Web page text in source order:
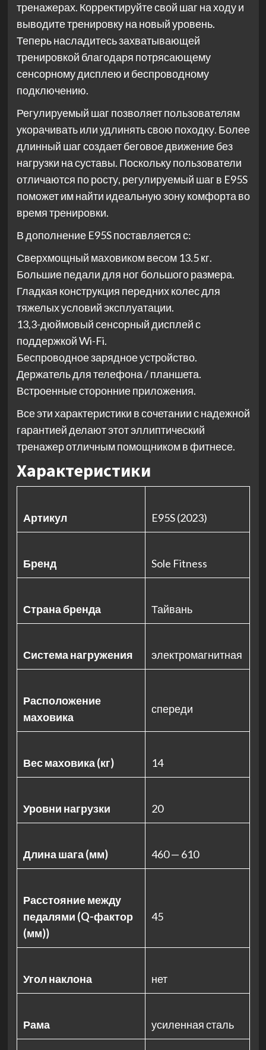
тренажерах. Корректируйте свой шаг на ходу и
выводите тренировку на новый уровень.
Теперь насладитесь захватывающей
тренировкой благодаря потрясающему
сенсорному дисплею и беспроводному
подключению.
Регулируемый шаг позволяет пользователям
укорачивать или удлинять свою походку. Более
длинный шаг создает беговое движение без
нагрузки на суставы. Поскольку пользователи
отличаются по росту, регулируемый шаг в E95S
поможет им найти идеальную зону комфорта во
время тренировки.
В дополнение E95S поставляется с:
Сверхмощный маховиком весом 13.5 кг.
Большие педали для ног большого размера.
Гладкая конструкция передних колес для
тяжелых условий эксплуатации.
13,3-дюймовый сенсорный дисплей с
поддержкой Wi-Fi.
Беспроводное зарядное устройство.
Держатель для телефона / планшета.
Встроенные сторонние приложения.
Все эти характеристики в сочетании с надежной
гарантией делают этот эллиптический
тренажер отличным помощником в фитнесе.
Характеристики
Артикул E95S (2023)
Бренд Sole Fitness
Страна бренда Тайвань
Система нагружения электромагнитная
Расположение
маховика
спереди
Вес маховика (кг) 14
Уровни нагрузки 20
Длина шага (мм) 460 — 610
Расстояние между
педалями (Q-фактор
(мм))
45
Угол наклона нет
Рама усиленная сталь